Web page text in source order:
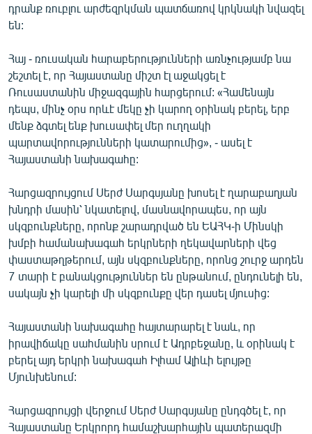
դրանք ռուբլու արժեզրկման պատճառով կրկնակի նվազել
են:
Հայ - ռուսական հարաբերությունների առնչությամբ նա
շեշտել է, որ Հայաստանը միշտ էլ աջակցել է
Ռուսաստանին միջազգային հարցերում: «Համենայն
դեպս, մինչ օրս որևէ մեկը չի կարող օրինակ բերել, երբ
մենք ձգտել ենք խուսափել մեր ուղղակի
պարտավորությունների կատարումից», - ասել է
Հայաստանի նախագահը:
Հարցազրույցում Սերժ Սարգսյանը խոսել է ղարաբաղյան
խնդրի մասին՝ նկատելով, մասնավորապես, որ այն
սկզբունքները, որոնք շարադրված են ԵԱՀԿ-ի Մինսկի
խմբի համանախագահ երկրների ղեկավարների վեց
փաստաթղթերում, այն սկզբունքները, որոնց շուրջ արդեն
7 տարի է բանակցություններ են ընթանում, ընդունելի են,
սակայն չի կարելի մի սկզբունքը վեր դասել մյուսից:
Հայաստանի նախագահը հայտարարել է նաև, որ
իրավիճակը սահմանին սրում է Ադրբեջանը, և օրինակ է
բերել այդ երկրի նախագահ Իլհամ Ալիևի ելույթը
Մյունխենում:
Հարցազրույցի վերջում Սերժ Սարգսյանը ընդգծել է, որ
Հայաստանը Երկրորդ համաշխարհային պատերազմի